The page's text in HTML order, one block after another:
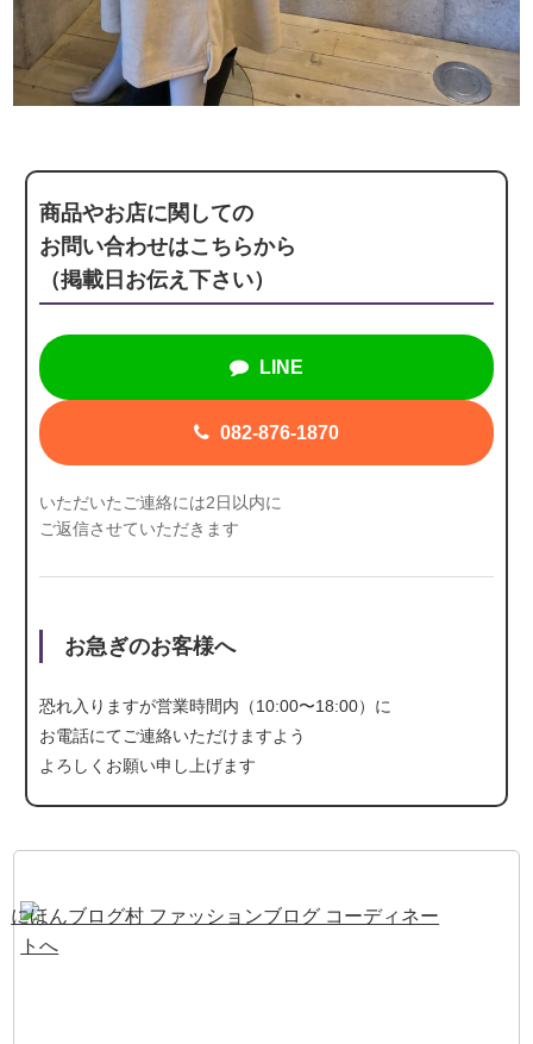
商品やお店に関しての
お問い合わせはこちらから
（掲載日お伝え下さい）
LINE
082-876-1870
いただいたご連絡には2日以内に
ご返信させていただきます
お急ぎのお客様へ
恐れ入りますが営業時間内（10:00〜18:00）に
お電話にてご連絡いただけますよう
よろしくお願い申し上げます